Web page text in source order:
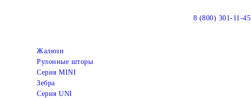
8 (800) 301-11-45
Жалюзи
Рулонные шторы
Серия MINI
Зебра
Серия UNI